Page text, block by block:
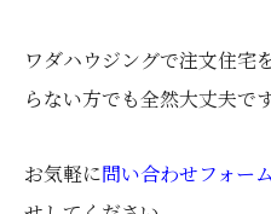
ワダハウジングで注文住宅
らない方でも全然大丈夫です
お気軽に問い合わせフォーム